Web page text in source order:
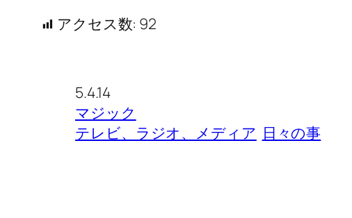
アクセス数: 92
5.4.14
マジック
テレビ、ラジオ、メディア 日々の事